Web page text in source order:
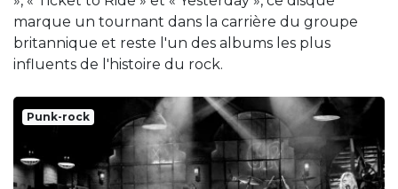
marque un tournant dans la carrière du groupe
britannique et reste l'un des albums les plus
influents de l'histoire du rock.
Punk-rock